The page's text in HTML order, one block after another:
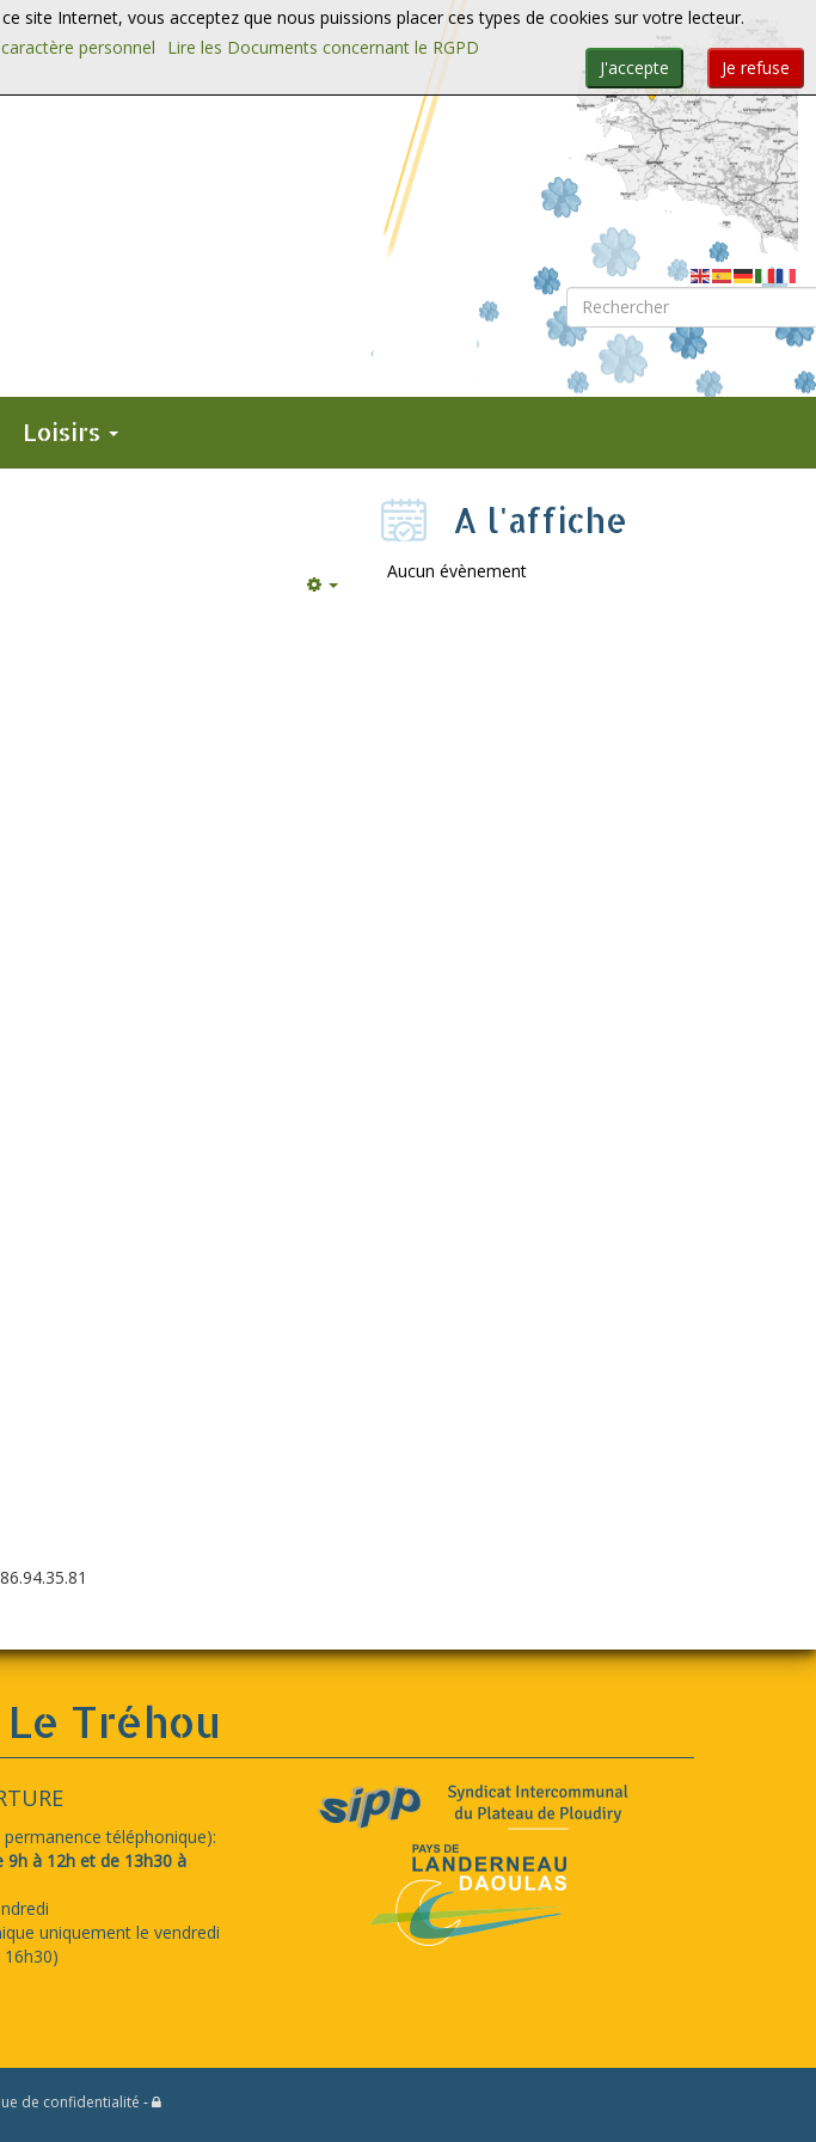
Rechercher
Loisirs
A l'affiche
Aucun évènement
Tréhou
téléphonique):
à 12h et de 13h30 à
uniquement le vendredi
de confidentialité -
site Internet, vous acceptez que nous puissions placer ces types de cookies sur votre lecteur.
personnel
Lire les Documents concernant le RGPD
Je refuse
J'accepte